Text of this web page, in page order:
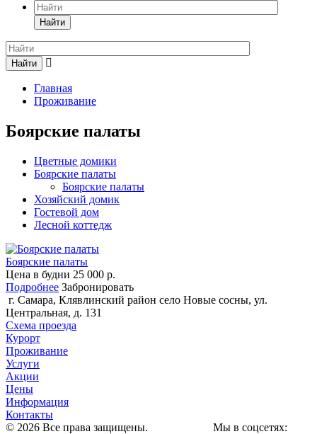
Найти
Найти
Главная
Проживание
Боярские палаты
Цветные домики
Боярские палаты
Боярские палаты
Хозяйский домик
Гостевой дом
Лесной коттедж
Боярские палаты
Цена в будни 25 000 р.
Подробнее Забронировать
г. Самара, Клявлинский район село Новые сосны, ул.
Центральная, д. 131
Схема проезда
Курорт
Проживание
Услуги
Акции
Цены
Информация
Контакты
Мы в соцсетях:
© 2026 Все права защищены.